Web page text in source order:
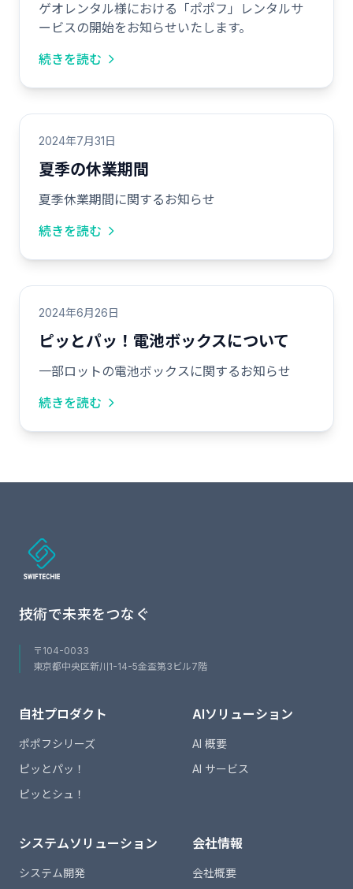
ゲオレンタル様における「ポポフ」レンタルサ
ービスの開始をお知らせいたします。
続きを読む
2024年7月31日
夏季の休業期間
夏季休業期間に関するお知らせ
続きを読む
2024年6月26日
ピッとパッ！電池ボックスについて
一部ロットの電池ボックスに関するお知らせ
続きを読む
技術で未来をつなぐ
〒104-0033
東京都中央区新川1-14-5金盃第3ビル7階
自社プロダクト
ポポフシリーズ
ピッとパッ！
ピッとシュ！
AIソリューション
AI 概要
AI サービス
システムソリューション
システム開発
会社情報
会社概要